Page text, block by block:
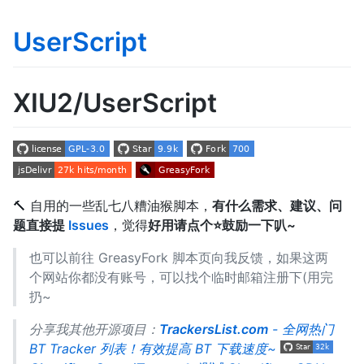
UserScript
XIU2/UserScript
🔨 自用的一些乱七八糟油猴脚本， 有什么需求、建议、问
题直接提 Issues ，觉得好用请点个⭐鼓励一下叭~
也可以前往 GreasyFork 脚本页向我反馈，如果这两
个网站你都没有账号，可以找个临时邮箱注册下(用完
扔~
分享我其他开源项目： TrackersList.com - 全网热门
BT Tracker 列表！有效提高 BT 下载速度~